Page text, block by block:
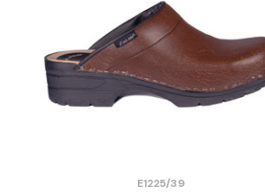
E1225/39